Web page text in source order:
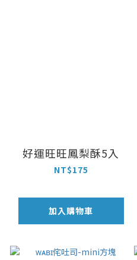
好運旺旺鳳梨酥5入
NT$175
加入購物車